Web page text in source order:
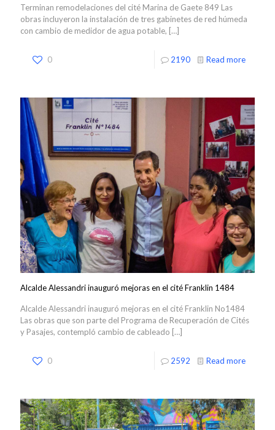
Terminan remodelaciones del cité Marina de Gaete 849 Las
obras incluyeron la instalación de tres gabinetes de red húmeda
con cambio de medidor de agua potable, […]
0 2190 Read more
Alcalde Alessandri inauguró mejoras en el cité Franklin 1484
Alcalde Alessandri inauguró mejoras en el cité Franklin No1484
Las obras que son parte del Programa de Recuperación de Cités
y Pasajes, contempló cambio de cableado […]
0 2592 Read more